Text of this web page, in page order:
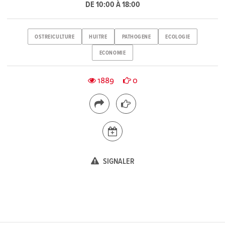
DE 10:00 À 18:00
OSTREICULTURE HUITRE PATHOGENE ECOLOGIE
ECONOMIE
1889 0
SIGNALER